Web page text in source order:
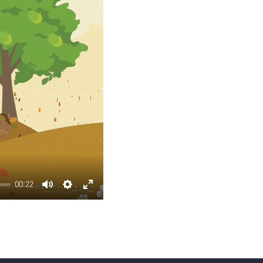
교수 자료
이벤트 영상 업로드
00:22
MuteSettings
Enter